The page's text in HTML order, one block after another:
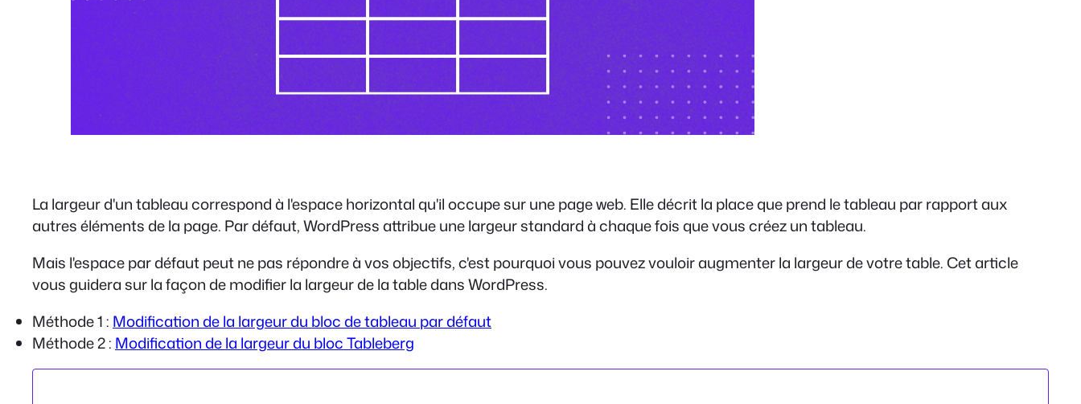
La largeur d'un tableau correspond à l'espace horizontal qu'il occupe sur une page web. Elle décrit la place que prend le tableau par rapport aux
autres éléments de la page. Par défaut, WordPress attribue une largeur standard à chaque fois que vous créez un tableau.
Mais l'espace par défaut peut ne pas répondre à vos objectifs, c'est pourquoi vous pouvez vouloir augmenter la largeur de votre table. Cet article
vous guidera sur la façon de modifier la largeur de la table dans WordPress.
Méthode 1 : Modification de la largeur du bloc de tableau par défaut
Méthode 2 : Modification de la largeur du bloc Tableberg